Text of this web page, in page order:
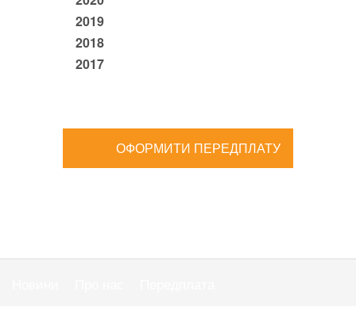
2019
2018
2017
ОФОРМИТИ ПЕРЕДПЛАТУ